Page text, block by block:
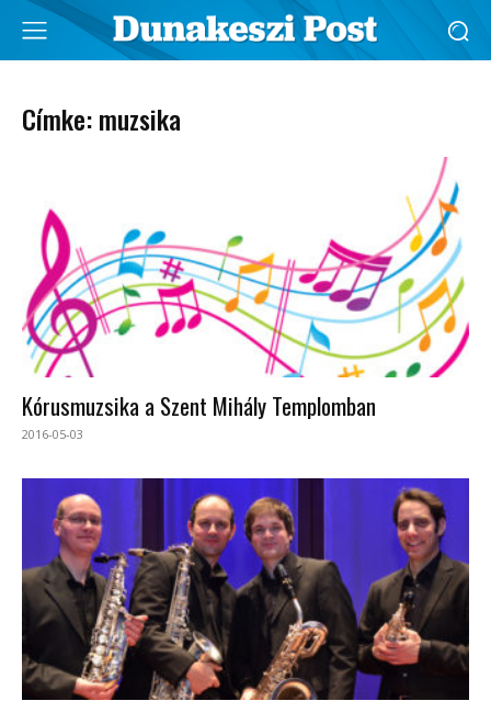
Címke: muzsika
Kórusmuzsika a Szent Mihály Templomban
2016-05-03